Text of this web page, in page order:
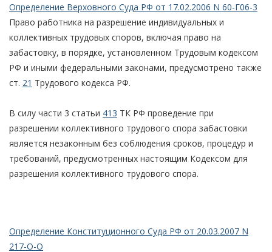
Определение Верховного Суда РФ от 17.02.2006 N 60-Г06-3
Право работника на разрешение индивидуальных и
коллективных трудовых споров, включая право на
забастовку, в порядке, установленном Трудовым кодексом
РФ и иными федеральными законами, предусмотрено также
ст. 21 Трудового кодекса РФ.
В силу части 3 статьи 413 ТК РФ проведение при
разрешении коллективного трудового спора забастовки
является незаконным без соблюдения сроков, процедур и
требований, предусмотренных настоящим Кодексом для
разрешения коллективного трудового спора.
Определение Конституционного Суда РФ от 20.03.2007 N
217-О-О